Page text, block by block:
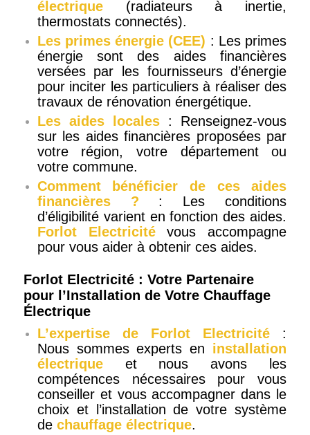
électrique(radiateurs à inertie,
thermostats connectés).
Les primes énergie (CEE) : Les primes
énergie sont des aides financières
versées par les fournisseurs d’énergie
pour inciter les particuliers à réaliser des
travaux de rénovation énergétique.
Les aides locales : Renseignez-vous
sur les aides financières proposées par
votre région, votre département ou
votre commune.
Comment bénéficier de ces aides
financières ? : Les conditions
d’éligibilité varient en fonction des aides.
Forlot Electricitévous accompagne
pour vous aider à obtenir ces aides.
Forlot Electricité : Votre Partenaire
pour l’Installation de Votre Chauffage
Électrique
L’expertise de Forlot Electricité :
Nous sommes experts en installation
électriqueet nous avons les
compétences nécessaires pour vous
conseiller et vous accompagner dans le
choix et l’installation de votre système
de chauffage électrique.